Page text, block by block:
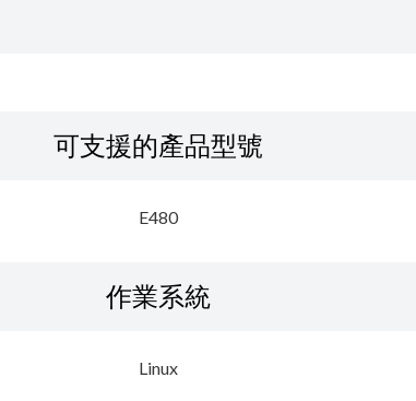
可支援的產品型號
E480
作業系統
Linux